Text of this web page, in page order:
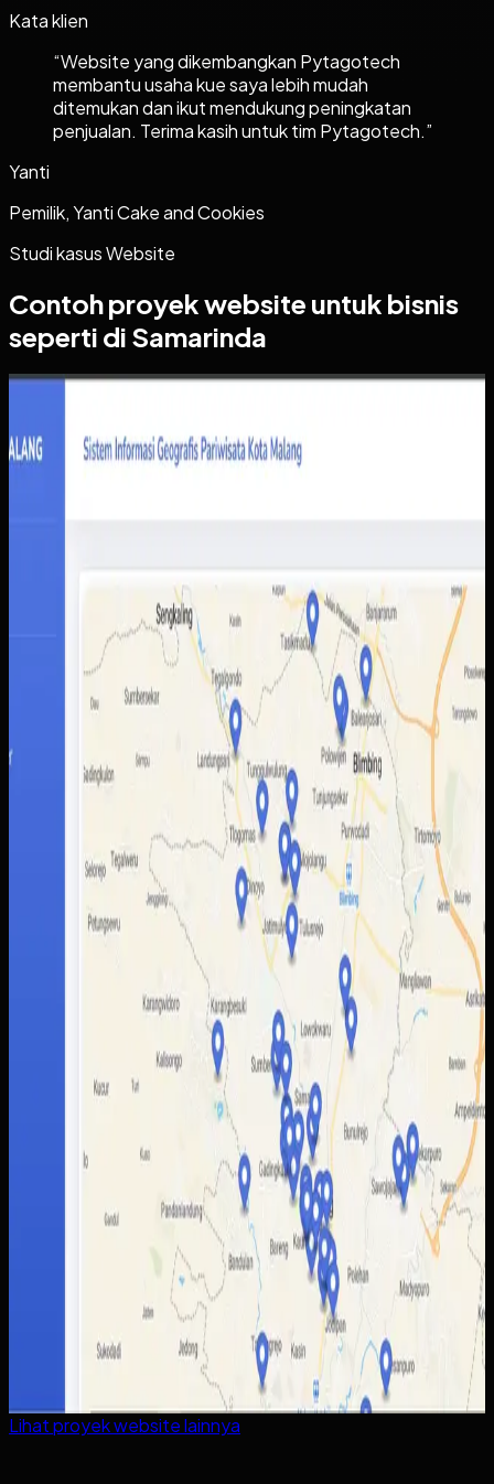
Kata klien
“Website yang dikembangkan Pytagotech
membantu usaha kue saya lebih mudah
ditemukan dan ikut mendukung peningkatan
penjualan. Terima kasih untuk tim Pytagotech.”
Yanti
Pemilik, Yanti Cake and Cookies
Studi kasusWebsite
Contoh proyekwebsite untuk bisnis
seperti di Samarinda
Sistem Informasi Geografis Pariwisata Kota Malang
Informasi destinasi wisata tersebar di berbagai sumber
dengan kualitas data yang tidak selalu konsisten.
Akibatnya wisatawan sulit membandingkan pilihan,
sementara pengelola daerah kesulitan menampilkan
potensi wisata secara lebih utuh.
Kami membangun peta interaktif berbasis web dengan
data lokasi, kategori destinasi, dan detail tempat yang
lebih mudah dibaca pengguna. Admin juga mendapatkan
alur pengelolaan data yang lebih rapi untuk memperbarui
informasi wisata tanpa bergantung pada banyak kanal
Baca studi kasus lengkap
Lihat proyekwebsitelainnya